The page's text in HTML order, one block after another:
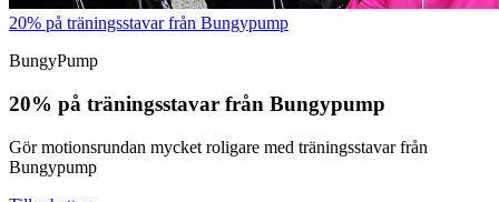
20% på träningsstavar från Bungypump
BungyPump
20% på träningsstavar från Bungypump
Gör motionsrundan mycket roligare med träningsstavar från
Bungypump